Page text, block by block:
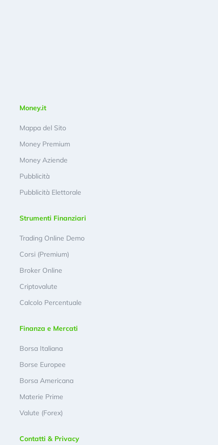
Money.it
Mappa del Sito
Money Premium
Money Aziende
Pubblicità
Pubblicità Elettorale
Strumenti Finanziari
Trading Online Demo
Corsi (Premium)
Broker Online
Criptovalute
Calcolo Percentuale
Finanza e Mercati
Borsa Italiana
Borse Europee
Borsa Americana
Materie Prime
Valute (Forex)
Contatti & Privacy